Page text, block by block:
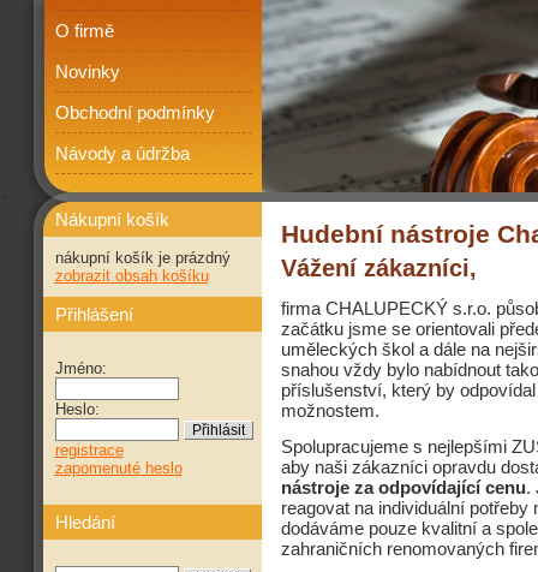
O firmě
Novinky
Obchodní podmínky
Návody a údržba
Nákupní košík
nákupní košík je prázdný
zobrazit obsah košíku
Přihlášení
Jméno:
Heslo:
registrace
zapomenuté heslo
Hledání
Hudební nástroje
Vážení zákazníci,
firma CHALUPECKÝ s.r.o.
začátku jsme se orientovali
uměleckých škol a dále na
snahou vždy bylo nabídnout
příslušenství, který by
možnostem.
Spolupracujeme s nejlepšími
aby naši zákazníci opravdu
nástroje za odpovídající cenu.
reagovat na individuální
dodáváme pouze kvalitní a
zahraničních renomovaných